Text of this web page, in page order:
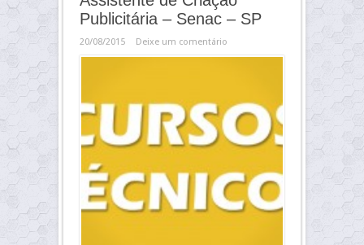
Publicitária – Senac – SP
20/08/2015 Deixe um comentário